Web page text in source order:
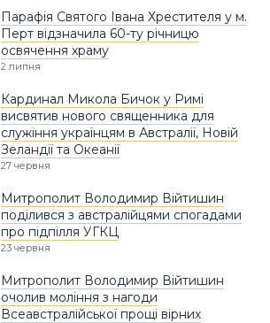
Парафія Cвятого Івана Хрестителя у м.
Перт відзначила 60-ту річницю
освячення храму
2 липня
Кардинал Микола Бичок у Римі
висвятив нового священника для
служіння українцям в Австралії, Новій
Зеландії та Океанії
27 червня
Митрополит Володимир Війтишин
поділився з австралійцями спогадами
про підпілля УГКЦ
23 червня
Митрополит Володимир Війтишин
очолив моління з нагоди
Всеавстралійської прощі вірних